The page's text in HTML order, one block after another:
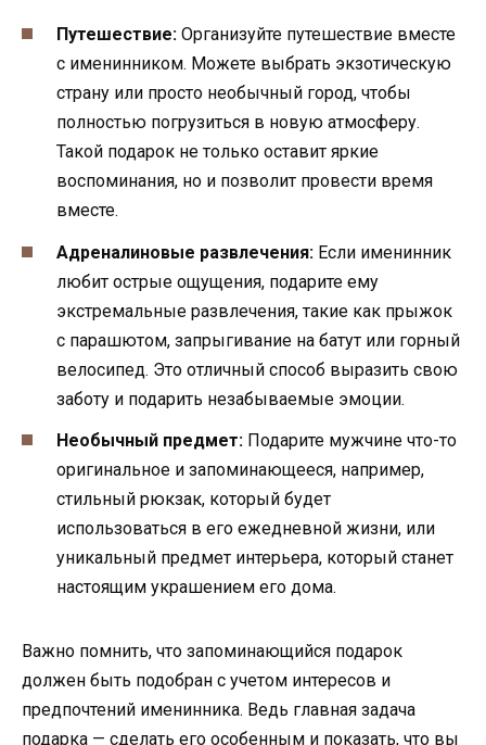
Путешествие: Организуйте путешествие вместе
с именинником. Можете выбрать экзотическую
страну или просто необычный город, чтобы
полностью погрузиться в новую атмосферу.
Такой подарок не только оставит яркие
воспоминания, но и позволит провести время
вместе.
Адреналиновые развлечения: Если именинник
любит острые ощущения, подарите ему
экстремальные развлечения, такие как прыжок
с парашютом, запрыгивание на батут или горный
велосипед. Это отличный способ выразить свою
заботу и подарить незабываемые эмоции.
Необычный предмет: Подарите мужчине что-то
оригинальное и запоминающееся, например,
стильный рюкзак, который будет
использоваться в его ежедневной жизни, или
уникальный предмет интерьера, который станет
настоящим украшением его дома.
Важно помнить, что запоминающийся подарок
должен быть подобран с учетом интересов и
предпочтений именинника. Ведь главная задача
подарка — сделать его особенным и показать, что вы